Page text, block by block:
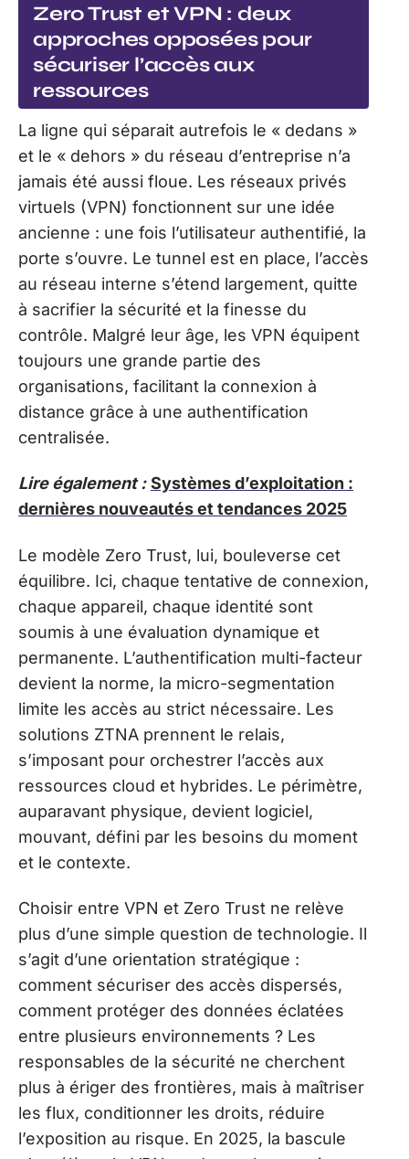
Zero Trust et VPN : deux
approches opposées pour
sécuriser l’accès aux
ressources
La ligne qui séparait autrefois le « dedans »
et le « dehors » du réseau d’entreprise n’a
jamais été aussi floue. Les réseaux privés
virtuels (VPN) fonctionnent sur une idée
ancienne : une fois l’utilisateur authentifié, la
porte s’ouvre. Le tunnel est en place, l’accès
au réseau interne s’étend largement, quitte
à sacrifier la sécurité et la finesse du
contrôle. Malgré leur âge, les VPN équipent
toujours une grande partie des
organisations, facilitant la connexion à
distance grâce à une authentification
centralisée.
Lire également : Systèmes d’exploitation :
dernières nouveautés et tendances 2025
Le modèle Zero Trust, lui, bouleverse cet
équilibre. Ici, chaque tentative de connexion,
chaque appareil, chaque identité sont
soumis à une évaluation dynamique et
permanente. L’authentification multi-facteur
devient la norme, la micro-segmentation
limite les accès au strict nécessaire. Les
solutions ZTNA prennent le relais,
s’imposant pour orchestrer l’accès aux
ressources cloud et hybrides. Le périmètre,
auparavant physique, devient logiciel,
mouvant, défini par les besoins du moment
et le contexte.
Choisir entre VPN et Zero Trust ne relève
plus d’une simple question de technologie. Il
s’agit d’une orientation stratégique :
comment sécuriser des accès dispersés,
comment protéger des données éclatées
entre plusieurs environnements ? Les
responsables de la sécurité ne cherchent
plus à ériger des frontières, mais à maîtriser
les flux, conditionner les droits, réduire
l’exposition au risque. En 2025, la bascule